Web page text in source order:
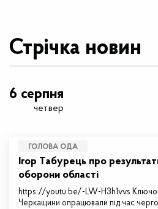
Стрічка новин
6 серпня
четвер
ГОЛОВА ОДА
Ігор Табурець про
оборони області
https://youtu.be/-LW-H3h1vvs Ключові
Черкащини опрацювали під час